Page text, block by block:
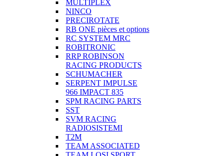
MULTIPLEX
NINCO
PRECIROTATE
RB ONE pièces et options
RC SYSTEM MRC
ROBITRONIC
RRP ROBINSON
RACING PRODUCTS
SCHUMACHER
SERPENT IMPULSE
966 IMPACT 835
SPM RACING PARTS
SST
SVM RACING
RADIOSISTEMI
T2M
TEAM ASSOCIATED